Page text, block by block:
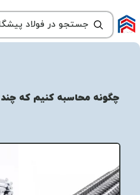
چگونه محاسبه کنیم که چند